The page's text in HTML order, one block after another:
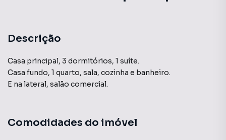
Cozinha
Descrição
Casa principal, 3 dormitórios, 1 suíte.
Casa fundo, 1 quarto, sala, cozinha e banheiro.
E na lateral, salão comercial.
Comodidades do imóvel